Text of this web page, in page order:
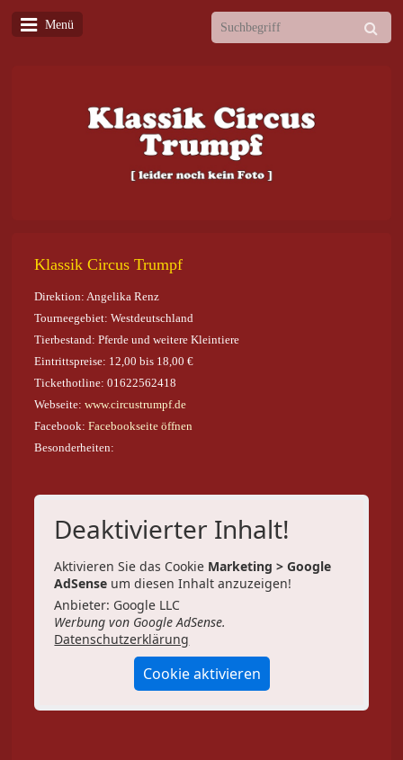
Menü
Klassik Circus Trumpf
Direktion: Angelika Renz
Tourneegebiet: Westdeutschland
Tierbestand: Pferde und weitere Kleintiere
Eintrittspreise: 12,00 bis 18,00 €
Tickethotline: 01622562418
Webseite:www.circustrumpf.de
Facebook:Facebookseite öffnen
Besonderheiten:
Deaktivierter Inhalt!
Aktivieren Sie das Cookie Marketing > Google
AdSense um diesen Inhalt anzuzeigen!
Anbieter: Google LLC
Werbung von Google AdSense.
Datenschutzerklärung
Cookie aktivieren